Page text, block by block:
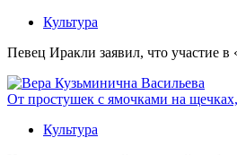
Культура
Певец Иракли заявил, что участие
От простушек с ямочками на
Культура